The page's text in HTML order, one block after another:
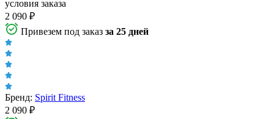
условия заказа
2 090 ₽
Привезем под заказ за 25 дней
Бренд: Spirit Fitness
2 090 ₽